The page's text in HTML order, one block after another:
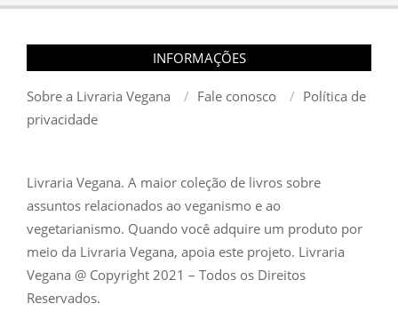
INFORMAÇÕES
Sobre a Livraria Vegana Fale conosco
Política de
privacidade
Livraria Vegana. A maior coleção de livros sobre
assuntos relacionados ao veganismo e ao
vegetarianismo. Quando você adquire um produto por
meio da Livraria Vegana, apoia este projeto. Livraria
Vegana @ Copyright 2021 – Todos os Direitos
Reservados.